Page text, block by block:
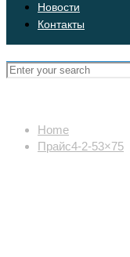
Новости
Контакты
Home
Прайс4-2-53×75